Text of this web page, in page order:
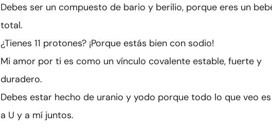
Debes ser un compuesto de bario y berilio, porque eres un
total.
¿Tienes 11 protones? ¡Porque estás bien con sodio!
Mi amor por ti es como un vínculo covalente estable, fuerte y
duradero.
Debes estar hecho de uranio y yodo porque todo lo que veo es
a U y a mí juntos.